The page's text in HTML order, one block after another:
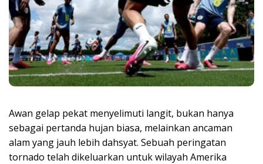
Awan gelap pekat menyelimuti langit, bukan hanya
sebagai pertanda hujan biasa, melainkan ancaman
alam yang jauh lebih dahsyat. Sebuah peringatan
tornado telah dikeluarkan untuk wilayah Amerika